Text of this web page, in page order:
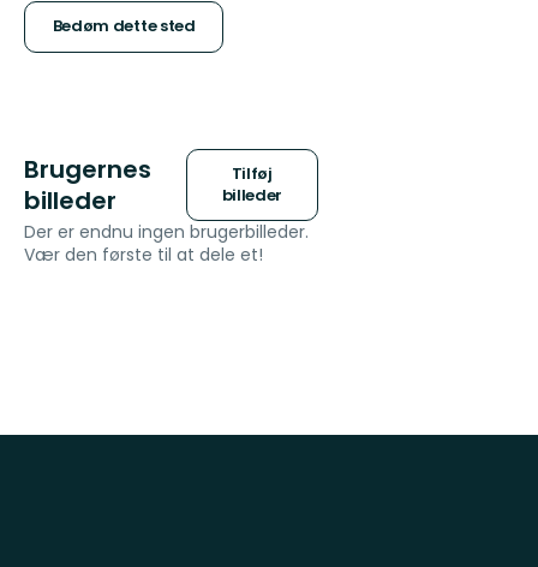
5
Bedøm dette sted
Brugernes
billeder
Tilføj
billeder
Der er endnu ingen brugerbilleder.
Vær den første til at dele et!